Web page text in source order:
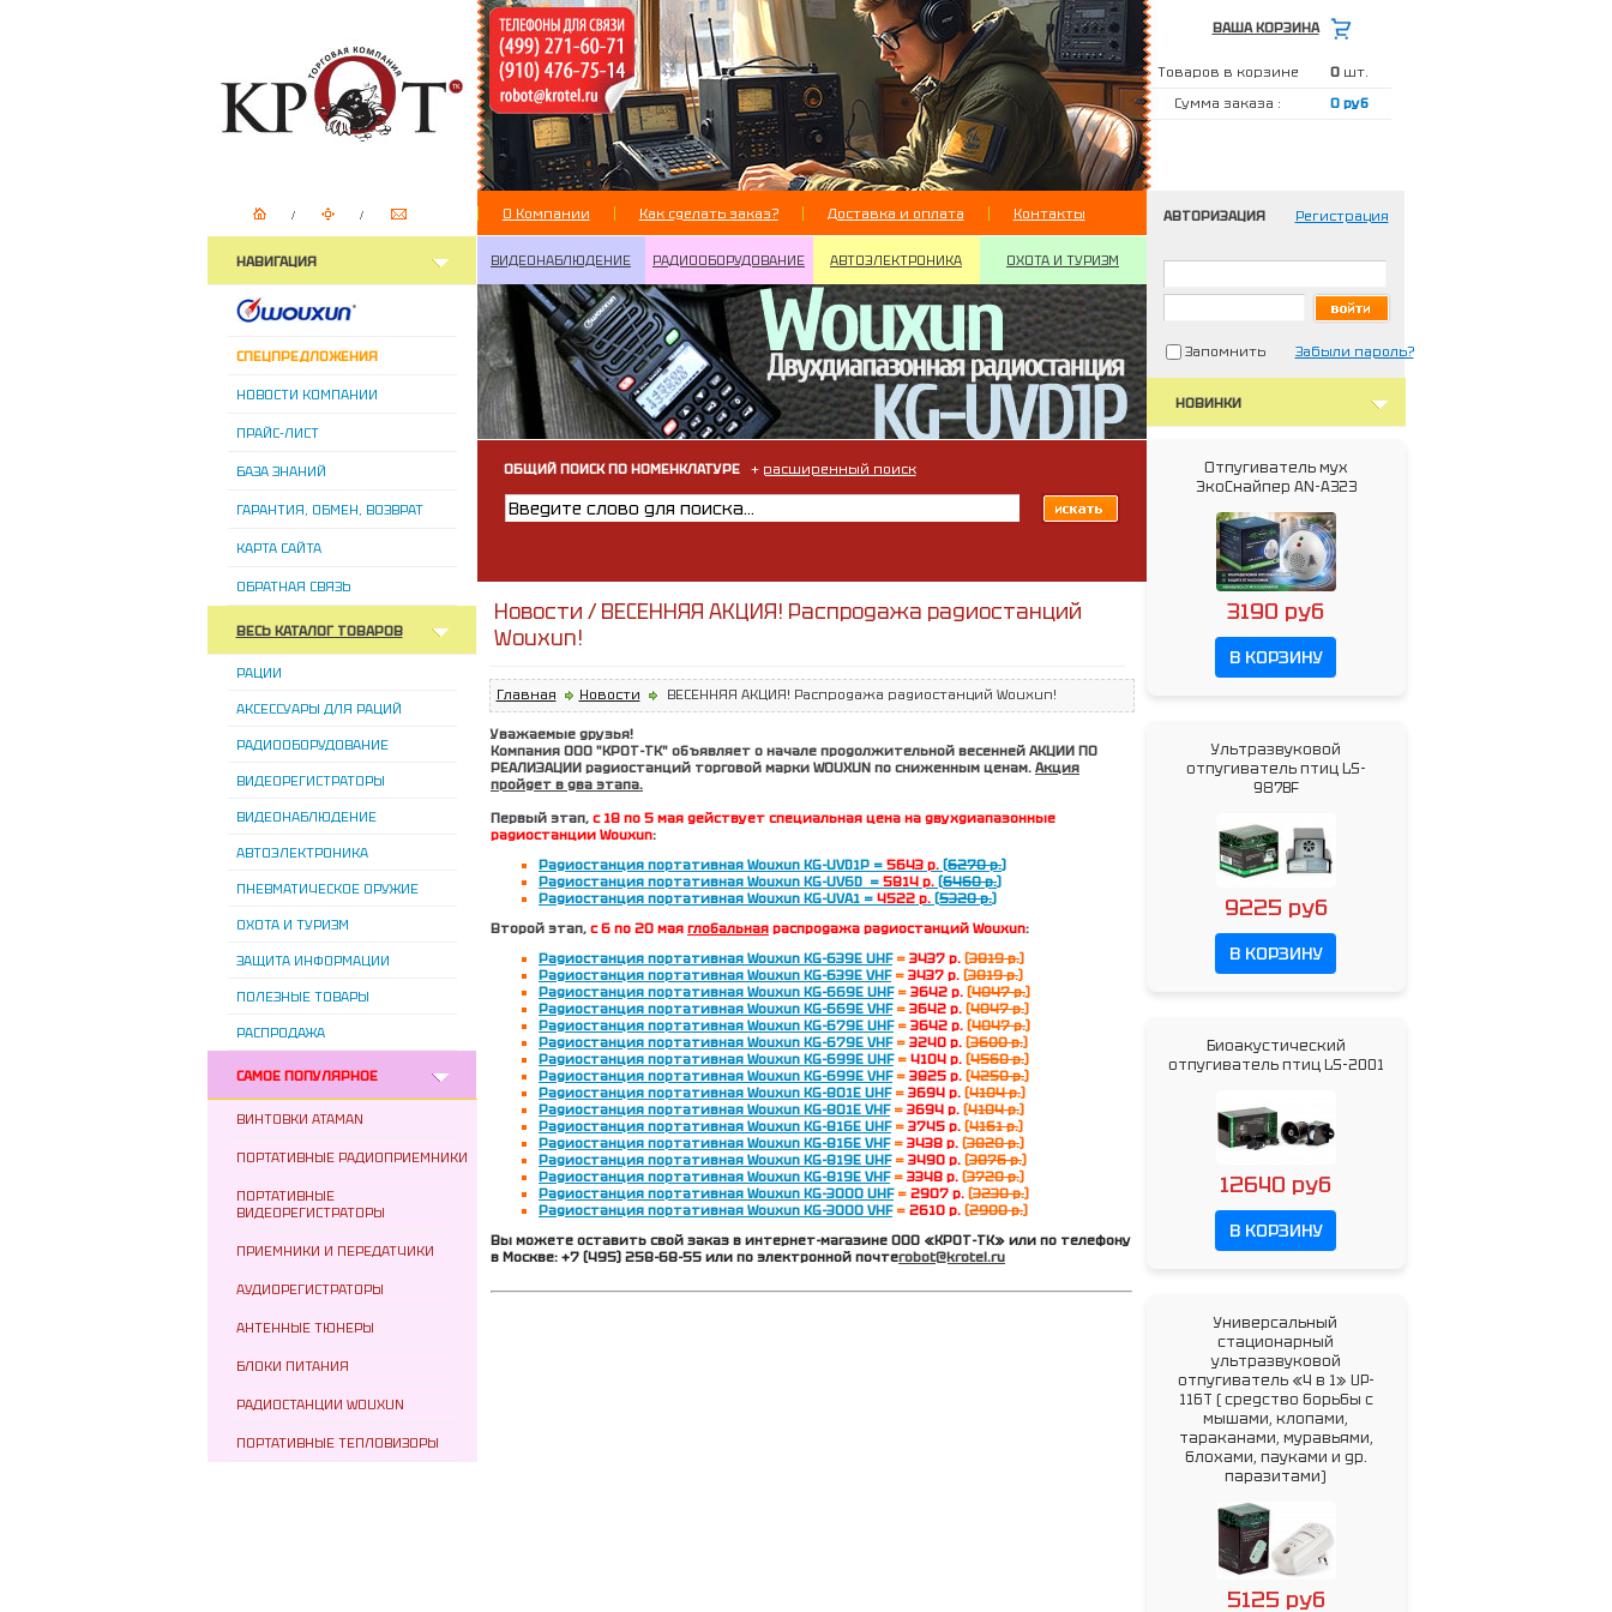
ВАША КОРЗИНА
Товаров в корзине 0 шт.
Сумма заказа :
0 руб
О Компании Как сделать заказ? Доставка и оплата Контакты
НАВИГАЦИЯ
СПЕЦПРЕДЛОЖЕНИЯ
НОВОСТИ КОМПАНИИ
ПРАЙС-ЛИСТ
БАЗА ЗНАНИЙ
ГАРАНТИЯ, ОБМЕН, ВОЗВРАТ
КАРТА САЙТА
ОБРАТНАЯ СВЯЗЬ
ВЕСЬ КАТАЛОГ ТОВАРОВ
РАЦИИ
АКСЕССУАРЫ ДЛЯ РАЦИЙ
РАДИООБОРУДОВАНИЕ
ВИДЕОРЕГИСТРАТОРЫ
ВИДЕОНАБЛЮДЕНИЕ
АВТОЭЛЕКТРОНИКА
ПНЕВМАТИЧЕСКОЕ ОРУЖИЕ
ОХОТА И ТУРИЗМ
ЗАЩИТА ИНФОРМАЦИИ
ПОЛЕЗНЫЕ ТОВАРЫ
РАСПРОДАЖА
САМОЕ ПОПУЛЯРНОЕ
ВИНТОВКИ ATAMAN
ПОРТАТИВНЫЕ РАДИОПРИЕМНИКИ
ПОРТАТИВНЫЕ
ВИДЕОРЕГИСТРАТОРЫ
ПРИЕМНИКИ И ПЕРЕДАТЧИКИ
АУДИОРЕГИСТРАТОРЫ
АНТЕННЫЕ ТЮНЕРЫ
БЛОКИ ПИТАНИЯ
РАДИОСТАНЦИИ WOUXUN
ПОРТАТИВНЫЕ ТЕПЛОВИЗОРЫ
ВИДЕОНАБЛЮДЕНИЕ РАДИООБОРУДОВАНИЕ АВТОЭЛЕКТРОНИКА ОХОТА И ТУРИЗМ
ОБЩИЙ ПОИСК ПО НОМЕНКЛАТУРЕ+ расширенный поиск
Новости / ВЕСЕННЯЯ АКЦИЯ! Распродажа радиостанций
Wouxun!
Главная Новости ВЕСЕННЯЯ АКЦИЯ! Распродажа радиостанций Wouxun!
Уважаемые друзья!
Компания ООО "КРОТ-ТК" объявляет о начале продолжительной весенней АКЦИИ ПО
РЕАЛИЗАЦИИ радиостанций торговой марки WOUXUN по сниженным ценам. Акция
пройдет в два этапа.
Первый этап, с 18 по 5 мая действует специальная цена на двухдиапазонные
радиостанции Wouxun:
Радиостанция портативная Wouxun KG-UVD1P = 5643 р. (6270 р.)
Радиостанция портативная Wouxun KG-UV6D = 5814 р. (6460 р.)
Радиостанция портативная Wouxun KG-UVA1 = 4522 р. (5320 р.)
Второй этап, с 6 по 20 мая глобальная распродажа радиостанций Wouxun:
Радиостанция портативная Wouxun KG-639Е UHF= 3437 р. (3819 р.)
Радиостанция портативная Wouxun KG-639Е VHF= 3437 р. (3819 р.)
Радиостанция портативная Wouxun KG-669Е UHF= 3642 р. (4047 р.)
Радиостанция портативная Wouxun KG-669Е VHF= 3642 р. (4047 р.)
Радиостанция портативная Wouxun KG-679Е UHF= 3642 р. (4047 р.)
Радиостанция портативная Wouxun KG-679Е VHF= 3240 р. (3600 р.)
Радиостанция портативная Wouxun KG-699Е UHF= 4104 р. (4560 р.)
Радиостанция портативная Wouxun KG-699Е VHF= 3825 р. (4250 р.)
Радиостанция портативная Wouxun KG-801Е UHF= 3694 р. (4104 р.)
Радиостанция портативная Wouxun KG-801Е VHF= 3694 р. (4104 р.)
Радиостанция портативная Wouxun KG-816E UHF= 3745 р. (4161 р.)
Радиостанция портативная Wouxun KG-816E VHF= 3438 р. (3820 р.)
Радиостанция портативная Wouxun KG-819E UHF= 3490 р. (3876 р.)
Радиостанция портативная Wouxun KG-819E VHF= 3348 р. (3720 р.)
Радиостанция портативная Wouxun KG-3000 UHF= 2907 р. (3230 р.)
Радиостанция портативная Wouxun KG-3000 VHF= 2610 р. (2900 р.)
Вы можете оставить свой заказ в интернет-магазине ООО «КРОТ-ТК» или по телефону
в Москве: +7 (495) 258-68-55 или по электронной почтеrobot@krotel.ru
АВТОРИЗАЦИЯ Регистрация
Запомнить Забыли пароль?
НОВИНКИ
Отпугиватель мух
ЭкоСнайпер AN-A323
3190 руб
В КОРЗИНУ
Ультразвуковой
отпугиватель птиц LS-
987BF
9225 руб
В КОРЗИНУ
Биоакустический
отпугиватель птиц LS-2001
12640 руб
В КОРЗИНУ
Универсальный
стационарный
ультразвуковой
отпугиватель «4 в 1» UP-
116T ( cредство борьбы с
мышами, клопами,
тараканами, муравьями,
блохами, пауками и др.
паразитами)
5125 руб